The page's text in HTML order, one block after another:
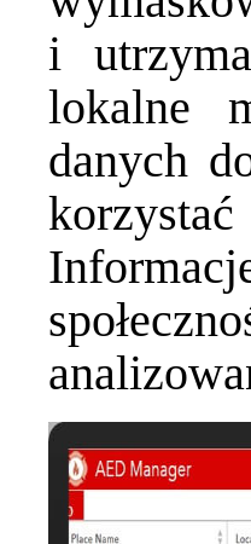
i
lokalne
danych